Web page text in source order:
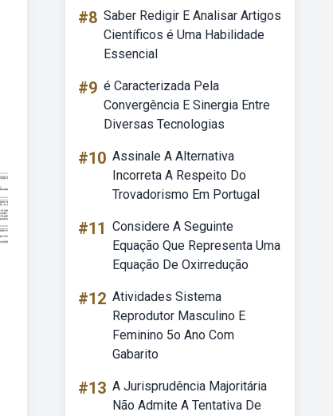
#8 Saber Redigir E Analisar Artigos
Científicos é Uma Habilidade
Essencial
#9 é Caracterizada Pela
Convergência E Sinergia Entre
Diversas Tecnologias
#10 Assinale A Alternativa
Incorreta A Respeito Do
Trovadorismo Em Portugal
#11 Considere A Seguinte
Equação Que Representa Uma
Equação De Oxirredução
#12 Atividades Sistema
Reprodutor Masculino E
Feminino 5o Ano Com
Gabarito
#13 A Jurisprudência Majoritária
Não Admite A Tentativa De